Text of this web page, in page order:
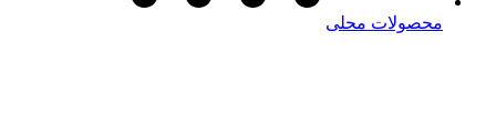
محصولات محلی